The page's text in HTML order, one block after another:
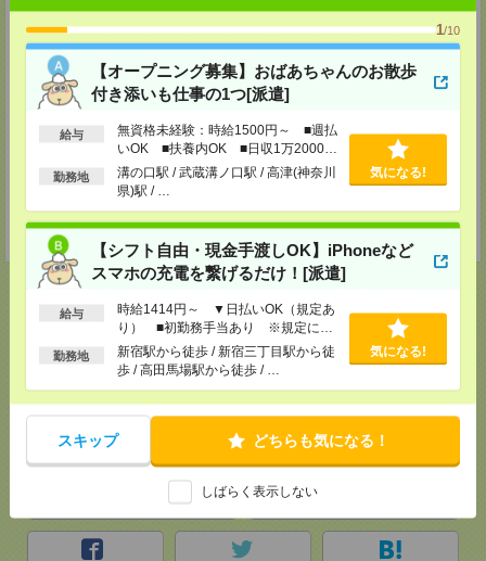
1/10
【オープニング募集】おばあちゃんのお散歩
付き添いも仕事の1つ[派遣]
給与
無資格未経験：時給1500円～ ■週払
いOK ■扶養内OK ■日収1万2000円
以上
勤務地
溝の口駅 / 武蔵溝ノ口駅 / 高津(神奈川
県)駅 / …
気になる!
【シフト自由・現金手渡しOK】iPhoneなど
スマホの充電を繋げるだけ！[派遣]
給与
時給1414円～ ▼日払いOK（規定あ
り） ■初勤務手当あり ※規定によ
る
勤務地
新宿駅から徒歩 / 新宿三丁目駅から徒
歩 / 高田馬場駅から徒歩 / …
気になる!
スキップ どちらも気になる！
しばらく表示しない
宇都宮支社
〒320-0811 栃木県宇都宮市大通り1-2-11 フコク生命ビル4F
TEL：0120-921-871
MAIL： worker@nissonet.co.jp
担当：採用担当者
受付可能日時：9:30-19:00 ※電話受付時間⇒9:30-21:00
高崎支社
埼玉県さいたま市大宮区仲町2-23-2 大宮仲町センタービル3F（さいたま
TEL：0120-921-871
worker@nissonet.co.jp
担当：採用担当者
受付可能日時：9:30-19:00 ※電話受付時間⇒9:30-21:00
応募ページへ
で送る LINE